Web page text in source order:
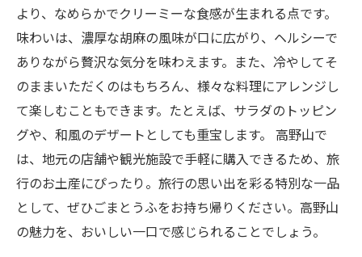
より、なめらかでクリーミーな食感が生まれる点です。
味わいは、濃厚な胡麻の風味が口に広がり、ヘルシーで
ありながら贅沢な気分を味わえます。また、冷やしてそ
のままいただくのはもちろん、様々な料理にアレンジし
て楽しむこともできます。たとえば、サラダのトッピン
グや、和風のデザートとしても重宝します。 高野山で
は、地元の店舗や観光施設で手軽に購入できるため、旅
行のお土産にぴったり。旅行の思い出を彩る特別な一品
として、ぜひごまとうふをお持ち帰りください。高野山
の魅力を、おいしい一口で感じられることでしょう。